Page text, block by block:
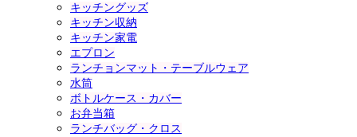
キッチングッズ
キッチン収納
キッチン家電
エプロン
ランチョンマット・テーブルウェア
水筒
ボトルケース・カバー
お弁当箱
ランチバッグ・クロス